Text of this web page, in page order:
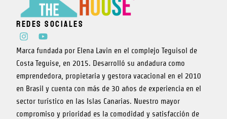
Redes sociales
I
n
s
t
a
g
r
a
m
Y
o
u
t
u
b
e
Marca fundada por Elena Lavin en el complejo Teguisol de
Costa Teguise, en 2015. Desarrolló su andadura como
emprendedora, propietaria y gestora vacacional en el 2010
en Brasil y cuenta con más de 30 años de experiencia en el
sector turístico en las Islas Canarias. Nuestro mayor
compromiso y prioridad es la comodidad y satisfacción de